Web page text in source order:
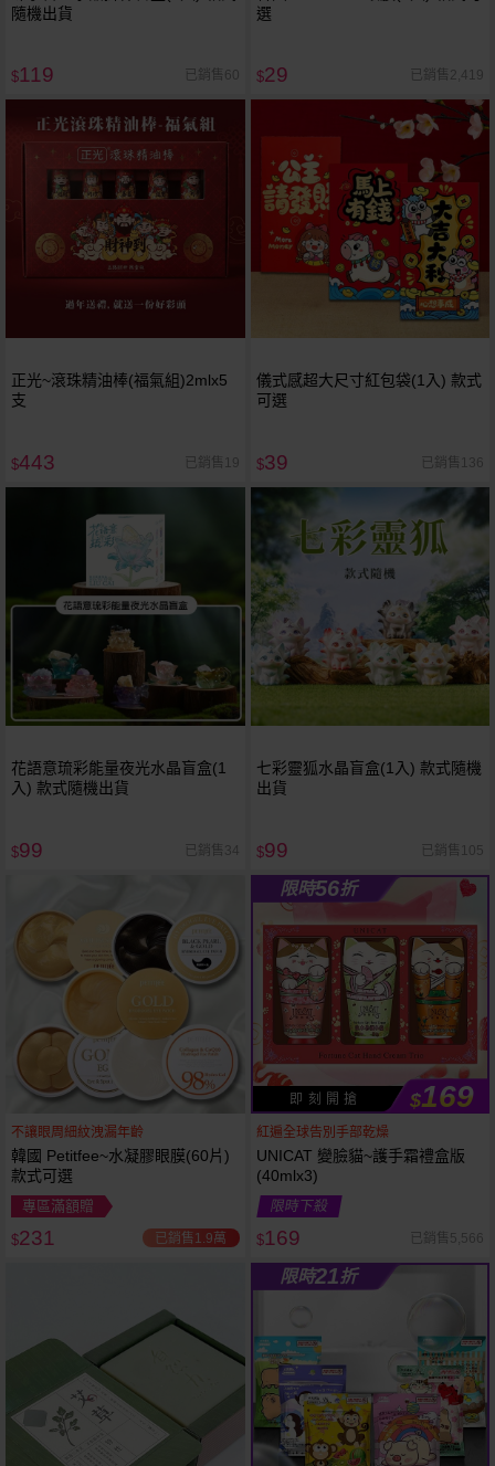
隨機出貨
$119 已銷售60
選
$29 已銷售2,419
正光~滾珠精油棒(福氣組)2mlx5
支
$443 已銷售19
儀式感超大尺寸紅包袋(1入) 款式
可選
$39 已銷售136
花語意琉彩能量夜光水晶盲盒(1
入) 款式隨機出貨
$99 已銷售34
七彩靈狐水晶盲盒(1入) 款式隨機
出貨
$99 已銷售105
不讓眼周細紋洩漏年齡
韓國 Petitfee~水凝膠眼膜(60片)
款式可選
專區滿額贈
$231 已銷售1.9萬
限時56折
即 刻 開 搶 $169
紅遍全球告別手部乾燥
UNICAT 變臉貓~護手霜禮盒版
(40mlx3)
限時下殺
$169 已銷售5,566
限時21折